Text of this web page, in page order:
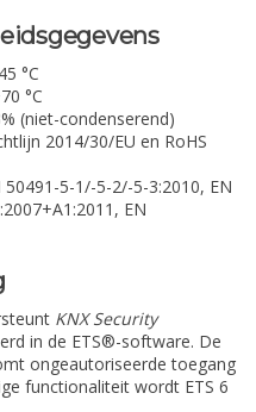
°C
°C
(niet-condenserend)
2014/30/EU en RoHS
5-1/-5-2/-5-3:2010, EN
EN
KNX Security
in de ETS®-software. De
ongeautoriseerde toegang
functionaliteit wordt ETS 6